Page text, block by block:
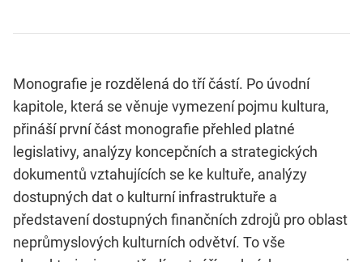
Monografie je rozdělená do tří částí. Po úvodní
kapitole, která se věnuje vymezení pojmu kultura,
přináší první část monografie přehled platné
legislativy, analýzy koncepčních a strategických
dokumentů vztahujících se ke kultuře, analýzy
dostupných dat o kulturní infrastruktuře a
představení dostupných finančních zdrojů pro oblast
neprůmyslových kulturních odvětví. To vše